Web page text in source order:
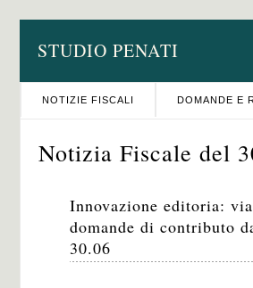
STUDIO PENATI
NOTIZIE FISCALI DOMANDE E
Notizia Fiscale del
Innovazione editoria:
domande di contributo
30.06